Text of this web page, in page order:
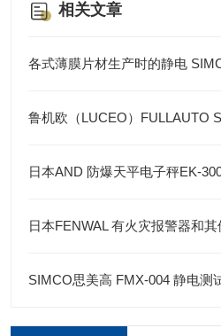
相关文章
各式薄膜片材生产时的静电
日本AND 防爆天平电子秤EK-
日本FENWAL 有火灾报警器和
SIMCO思美高 FMX-004 静电测